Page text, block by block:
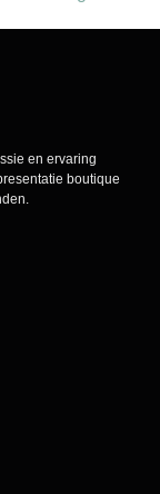
en ervaring
boutique